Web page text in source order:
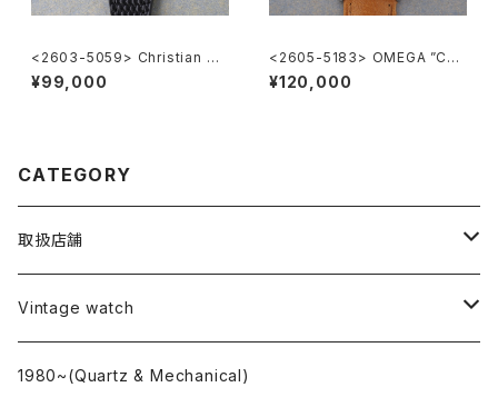
<2603-5059> Christian Di
or
¥99,000
<2605-5183> OMEGA ”Cal.
285"
¥120,000
CATEGORY
取扱店舗
L o'clock
"delve"
Vintage watch
海外ブランド
1980~(Quartz & Mechanical)